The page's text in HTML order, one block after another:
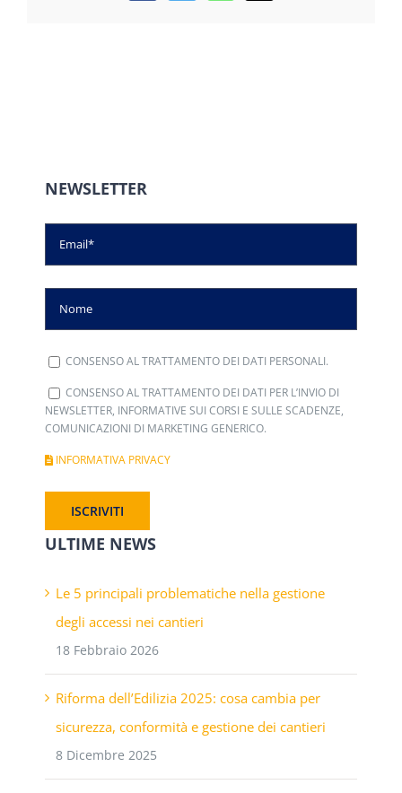
NEWSLETTER
CONSENSO AL TRATTAMENTO DEI DATI PERSONALI.
CONSENSO AL TRATTAMENTO DEI DATI PER L’INVIO DI
NEWSLETTER, INFORMATIVE SUI CORSI E SULLE SCADENZE,
COMUNICAZIONI DI MARKETING GENERICO.
INFORMATIVA PRIVACY
ULTIME NEWS
Le 5 principali problematiche nella gestione
degli accessi nei cantieri
18 Febbraio 2026
Riforma dell’Edilizia 2025: cosa cambia per
sicurezza, conformità e gestione dei cantieri
8 Dicembre 2025